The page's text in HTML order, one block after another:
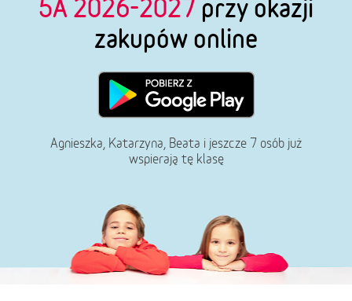
5A 2026-2027 przy okazji
zakupów online
Agnieszka, Katarzyna, Beata i jeszcze 7 osób już
wspierają tę klasę